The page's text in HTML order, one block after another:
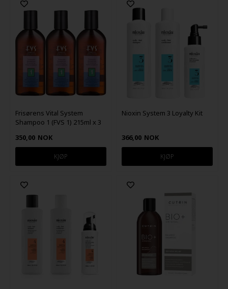
Frisørens Vital System
Shampoo 1 (FVS 1) 215ml x 3
350,00 NOK
Nioxin System 3 Loyalty Kit
366,00 NOK